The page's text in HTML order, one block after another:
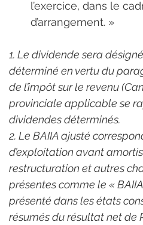
l’exercice, dans le
d’arrangement. »
1. Le dividende sera
déterminé en vertu du
de l’impôt sur le revenu
provinciale applicable se
dividendes déterminés.
2. Le BAIIA ajusté
d’exploitation avant
restructuration et autres
présentes comme le «
présenté dans les états
résumés du résultat net de